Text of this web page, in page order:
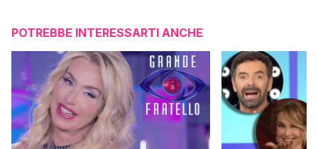
POTREBBE INTERESSARTI ANCHE